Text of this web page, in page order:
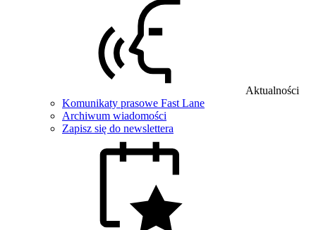
Aktualności
Komunikaty prasowe Fast Lane
Archiwum wiadomości
Zapisz się do newslettera